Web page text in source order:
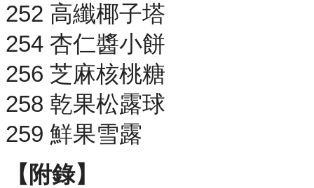
252 高纖椰子塔
254 杏仁醬小餅
256 芝麻核桃糖
258 乾果松露球
259 鮮果雪露
【附錄】